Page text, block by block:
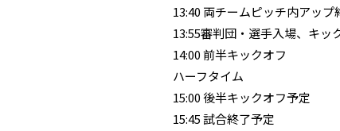
13:40 両チームピッチ内アップ
13:55審判団・選手入場、キッ
14:00 前半キックオフ
ハーフタイム
15:00 後半キックオフ予定
15:45 試合終了予定